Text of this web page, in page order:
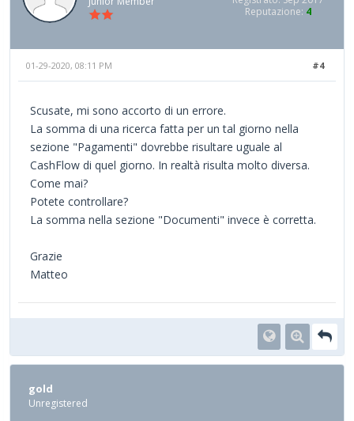
Reputazione: 4
#4
01-29-2020, 08:11 PM
Scusate, mi sono accorto di un errore.
La somma di una ricerca fatta per un tal giorno nella
sezione "Pagamenti" dovrebbe risultare uguale al
CashFlow di quel giorno. In realtà risulta molto diversa.
Come mai?
Potete controllare?
La somma nella sezione "Documenti" invece è corretta.
Grazie
Matteo
gold
Unregistered